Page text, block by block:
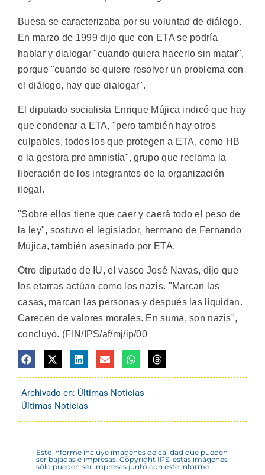
Buesa se caracterizaba por su voluntad de diálogo.
En marzo de 1999 dijo que con ETA se podría
hablar y dialogar "cuando quiera hacerlo sin matar",
porque "cuando se quiere resolver un problema con
el diálogo, hay que dialogar".
El diputado socialista Enrique Mújica indicó que hay
que condenar a ETA, "pero también hay otros
culpables, todos los que protegen a ETA, como HB
o la gestora pro amnistía", grupo que reclama la
liberación de los integrantes de la organización
ilegal.
"Sobre ellos tiene que caer y caerá todo el peso de
la ley", sostuvo el legislador, hermano de Fernando
Mújica, también asesinado por ETA.
Otro diputado de IU, el vasco José Navas, dijo que
los etarras actúan como los nazis. "Marcan las
casas, marcan las personas y después las liquidan.
Carecen de valores morales. En suma, son nazis",
concluyó. (FIN/IPS/af/mj/ip/00
Archivado en: Últimas Noticias
Últimas Noticias
Este informe incluye imágenes de calidad que pueden
ser bajadas e impresas. Copyright IPS, estas imágenes
sólo pueden ser impresas junto con este informe